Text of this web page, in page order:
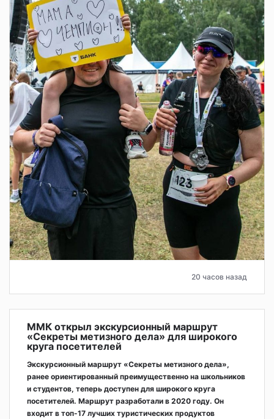
20 часов назад
ММК открыл экскурсионный маршрут
«Секреты метизного дела» для широкого
круга посетителей
Экскурсионный маршрут «Секреты метизного дела»,
ранее ориентированный преимущественно на школьников
и студентов, теперь доступен для широкого круга
посетителей. Маршрут разработали в 2020 году. Он
входит в топ-17 лучших туристических продуктов